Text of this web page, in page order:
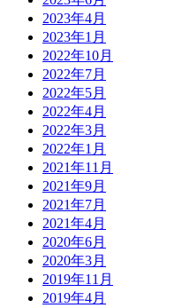
2023年4月
2023年1月
2022年10月
2022年7月
2022年5月
2022年4月
2022年3月
2022年1月
2021年11月
2021年9月
2021年7月
2021年4月
2020年6月
2020年3月
2019年11月
2019年4月